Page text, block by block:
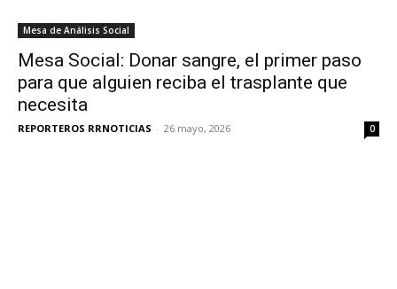
Mesa de Análisis Social
Mesa Social: Donar sangre, el primer paso
para que alguien reciba el trasplante que
necesita
REPORTEROS RRNOTICIAS - 26 mayo, 2026 0